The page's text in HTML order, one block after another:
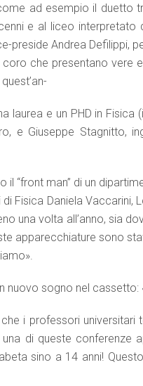
ad esempio il duetto
e al liceo
preside Andrea Defilippi,
che presentano vere
laurea e un PHD in
e Giuseppe Stagnitto,
“front man” di un
Fisica Daniela
una volta all’anno, sia
apparecchiature sono
nuovo sogno nel cassetto:
i professori
di queste conferenze
sino a 14 anni!